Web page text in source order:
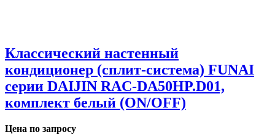
Классический настенный
кондиционер (сплит-система) FUNAI
серии DAIJIN RAC-DA50HP.D01,
комплект белый (ON/OFF)
Цена по запросу